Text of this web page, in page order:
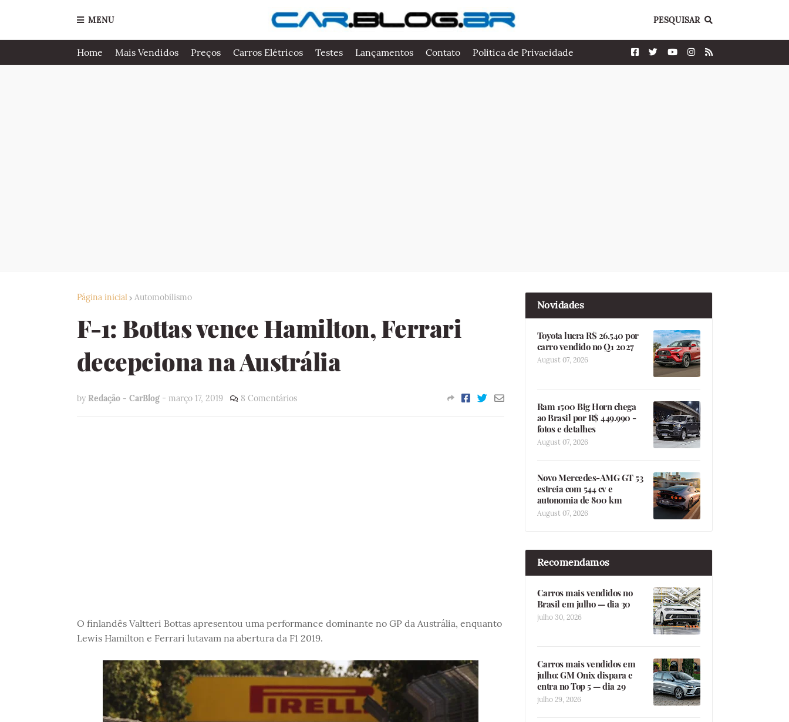
MENU PESQUISAR
Home Mais Vendidos Preços Carros Elétricos Testes Lançamentos Contato Politica de Privacidade
Página inicial Automobilismo
F-1: Bottas vence Hamilton, Ferrari
decepciona na Austrália
by Redação - CarBlog - março 17, 2019 8 Comentários
O finlandês Valtteri Bottas apresentou uma performance dominante no GP da Austrália, enquanto
Lewis Hamilton e Ferrari lutavam na abertura da F1 2019.
Novidades
Toyota lucra R$ 26.540 por
carro vendido no Q1 2027
August 07, 2026
Ram 1500 Big Horn chega
ao Brasil por R$ 449.990 -
fotos e detalhes
August 07, 2026
Novo Mercedes-AMG GT 53
estreia com 544 cv e
autonomia de 800 km
August 07, 2026
Recomendamos
Carros mais vendidos no
Brasil em julho — dia 30
julho 30, 2026
Carros mais vendidos em
julho: GM Onix dispara e
entra no Top 5 — dia 29
julho 29, 2026